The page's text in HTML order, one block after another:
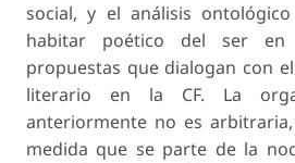
social, y el análisis
habitar poético del ser en
propuestas que dialogan con
literario en la CF. La
anteriormente no es
medida que se parte de la